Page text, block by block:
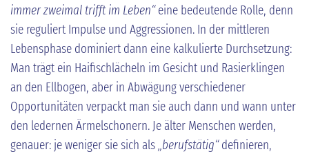
immer zweimal trifft im Leben“eine bedeutende Rolle, denn
sie reguliert Impulse und Aggressionen. In der mittleren
Lebensphase dominiert dann eine kalkulierte Durchsetzung:
Man trägt ein Haifischlächeln im Gesicht und Rasierklingen
an den Ellbogen, aber in Abwägung verschiedener
Opportunitäten verpackt man sie auch dann und wann unter
den ledernen Ärmelschonern. Je älter Menschen werden,
genauer: je weniger sie sich als„berufstätig“definieren,